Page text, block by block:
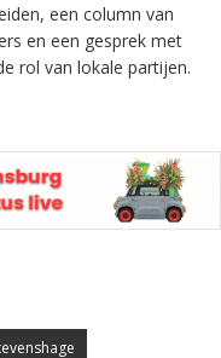
een column van
en een gesprek met
rol van lokale partijen.